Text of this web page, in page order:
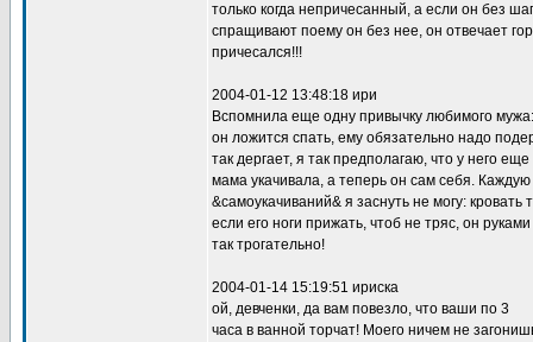
только когда непричесанный, а если он без
спращивают поему он без нее, он отвечает
причесался!!!
2004-01-12 13:48:18 ири
Вспомнила еще одну привычку любимого мужа:
он ложится спать, ему обязательно надо
так дергает, я так предполагаю, что у него еще
мама укачивала, а теперь он сам себя. Каждую
&самоукачиваний& я заснуть не могу:
если его ноги прижать, чтоб не тряс, он
так трогательно!
2004-01-14 15:19:51 ириска
ой, девченки, да вам повезло, что ваши по 3
часа в ванной торчат! Моего ничем не